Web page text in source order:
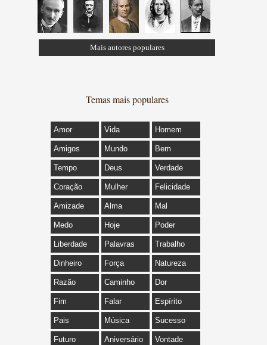
Mais autores populares
Temas mais populares
Amor Vida Homem
Amigos Mundo Bem
Tempo Deus Verdade
Coração Mulher Felicidade
Amizade Alma Mal
Medo Hoje Poder
Liberdade Palavras Trabalho
Dinheiro Força Natureza
Razão Caminho Dor
Fim Falar Espírito
Pais Música Sucesso
Futuro Aniversário Vontade